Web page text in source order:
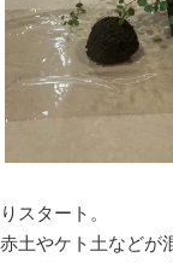
りスタート。
赤土やケト土などが